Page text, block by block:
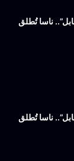
ناسا تُطلق
ناسا تُطلق